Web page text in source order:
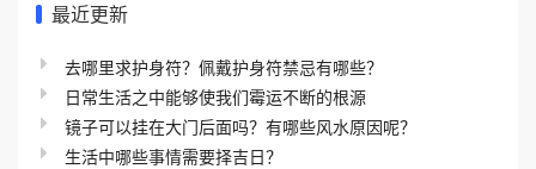
最近更新
去哪里求护身符？佩戴护身符禁忌有哪些？
日常生活之中能够使我们霉运不断的根源
镜子可以挂在大门后面吗？有哪些风水原因呢？
生活中哪些事情需要择吉日？